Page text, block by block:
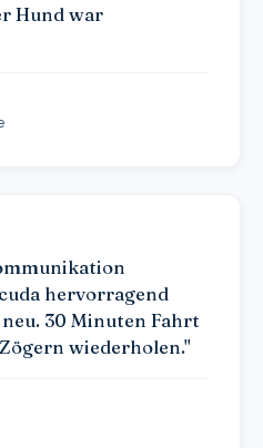
Hund war
hervorragend
30 Minuten Fahrt
wiederholen."